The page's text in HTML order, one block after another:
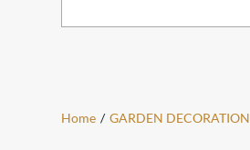
Home / GARDEN DECORATION